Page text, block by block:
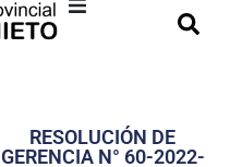
Transparencia
RESOLUCIÓN DE
GERENCIA N° 60-2022-